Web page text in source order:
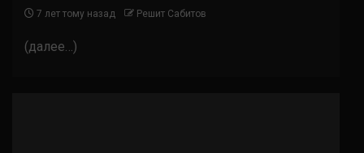
7 лет тому назад Решит Сабитов
(далее…)